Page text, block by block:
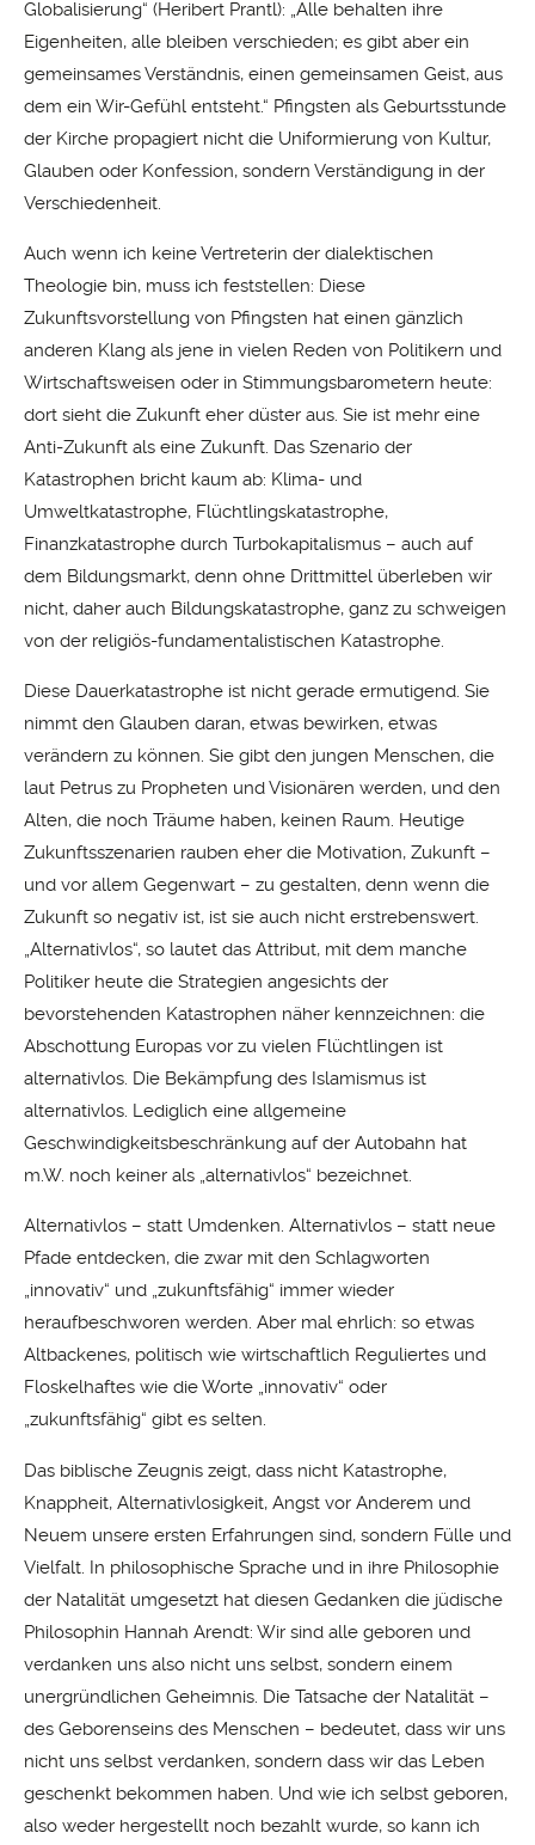
Globalisierung“ (Heribert Prantl): „Alle behalten ihre
Eigenheiten, alle bleiben verschieden; es gibt aber ein
gemeinsames Verständnis, einen gemeinsamen Geist, aus
dem ein Wir-Gefühl entsteht.“ Pfingsten als Geburtsstunde
der Kirche propagiert nicht die Uniformierung von Kultur,
Glauben oder Konfession, sondern Verständigung in der
Verschiedenheit.
Auch wenn ich keine Vertreterin der dialektischen
Theologie bin, muss ich feststellen: Diese
Zukunftsvorstellung von Pfingsten hat einen gänzlich
anderen Klang als jene in vielen Reden von Politikern und
Wirtschaftsweisen oder in Stimmungsbarometern heute:
dort sieht die Zukunft eher düster aus. Sie ist mehr eine
Anti-Zukunft als eine Zukunft. Das Szenario der
Katastrophen bricht kaum ab: Klima- und
Umweltkatastrophe, Flüchtlingskatastrophe,
Finanzkatastrophe durch Turbokapitalismus – auch auf
dem Bildungsmarkt, denn ohne Drittmittel überleben wir
nicht, daher auch Bildungskatastrophe, ganz zu schweigen
von der religiös-fundamentalistischen Katastrophe.
Diese Dauerkatastrophe ist nicht gerade ermutigend. Sie
nimmt den Glauben daran, etwas bewirken, etwas
verändern zu können. Sie gibt den jungen Menschen, die
laut Petrus zu Propheten und Visionären werden, und den
Alten, die noch Träume haben, keinen Raum. Heutige
Zukunftsszenarien rauben eher die Motivation, Zukunft –
und vor allem Gegenwart – zu gestalten, denn wenn die
Zukunft so negativ ist, ist sie auch nicht erstrebenswert.
„Alternativlos“, so lautet das Attribut, mit dem manche
Politiker heute die Strategien angesichts der
bevorstehenden Katastrophen näher kennzeichnen: die
Abschottung Europas vor zu vielen Flüchtlingen ist
alternativlos. Die Bekämpfung des Islamismus ist
alternativlos. Lediglich eine allgemeine
Geschwindigkeitsbeschränkung auf der Autobahn hat
m.W. noch keiner als „alternativlos“ bezeichnet.
Alternativlos – statt Umdenken. Alternativlos – statt neue
Pfade entdecken, die zwar mit den Schlagworten
„innovativ“ und „zukunftsfähig“ immer wieder
heraufbeschworen werden. Aber mal ehrlich: so etwas
Altbackenes, politisch wie wirtschaftlich Reguliertes und
Floskelhaftes wie die Worte „innovativ“ oder
„zukunftsfähig“ gibt es selten.
Das biblische Zeugnis zeigt, dass nicht Katastrophe,
Knappheit, Alternativlosigkeit, Angst vor Anderem und
Neuem unsere ersten Erfahrungen sind, sondern Fülle und
Vielfalt. In philosophische Sprache und in ihre Philosophie
der Natalität umgesetzt hat diesen Gedanken die jüdische
Philosophin Hannah Arendt: Wir sind alle geboren und
verdanken uns also nicht uns selbst, sondern einem
unergründlichen Geheimnis. Die Tatsache der Natalität –
des Geborenseins des Menschen ­– bedeutet, dass wir uns
nicht uns selbst verdanken, sondern dass wir das Leben
geschenkt bekommen haben. Und wie ich selbst geboren,
also weder hergestellt noch bezahlt wurde, so kann ich